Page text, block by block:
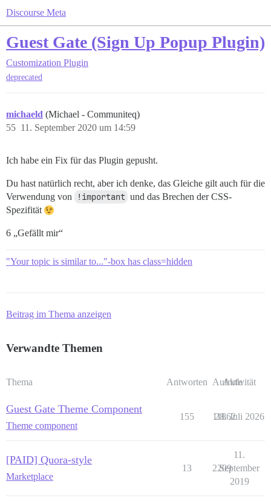
Discourse Meta
Guest Gate (Sign Up Popup Plugin)
Customization Plugin
deprecated
michaeld (Michael - Communiteq)
11. September 2020 um 14:59
55
Ich habe ein Fix für das Plugin gepusht.
Du hast natürlich recht, aber ich denke, das Gleiche gilt auch für die
Verwendung von
!important und das Brechen der CSS-
Spezifität
6 „Gefällt mir“
"Your topic is similar to..."-box has class=hidden
Beitrag im Thema anzeigen
Verwandte Themen
Thema Antworten Aufrufe
Aktivität
Guest Gate Theme Component
Theme component
155 11862
28. Juli 2026
[PAID] Quora-style
Marketplace
13 2209
11.
September
2019